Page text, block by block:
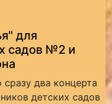
для
садов №2 и
два концерта
детских садов